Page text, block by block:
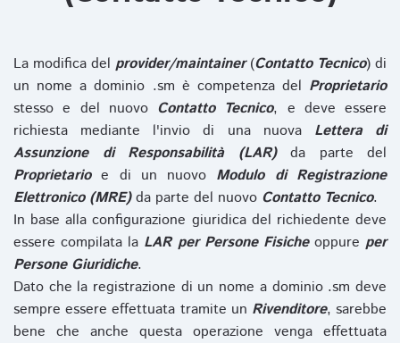
La modifica del provider/maintainer(Contatto Tecnico) di
un nome a dominio .sm è competenza del Proprietario
stesso e del nuovo Contatto Tecnico, e deve essere
richiesta mediante l'invio di una nuova Lettera di
Assunzione di Responsabilità (LAR)da parte del
Proprietarioe di un nuovo Modulo di Registrazione
Elettronico (MRE)da parte del nuovo Contatto Tecnico.
In base alla configurazione giuridica del richiedente deve
essere compilata la LAR per Persone Fisicheoppure per
Persone Giuridiche.
Dato che la registrazione di un nome a dominio .sm deve
sempre essere effettuata tramite un Rivenditore, sarebbe
bene che anche questa operazione venga effettuata